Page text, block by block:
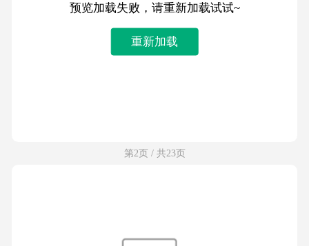
预览加载失败，请重新加载试试~
重新加载
第2页 / 共23页